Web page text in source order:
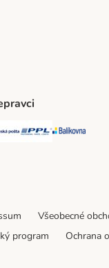
Česká pošta
PPL
Všeobecné
program Ochrana